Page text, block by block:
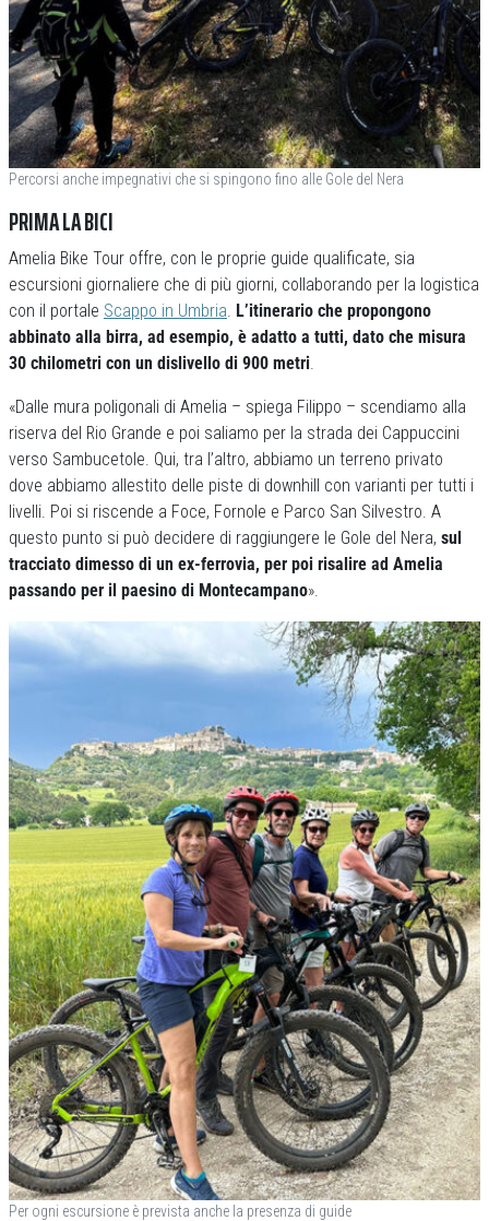
Percorsi anche impegnativi che si spingono fino alle Gole del Nera
PRIMA LA BICI
Amelia Bike Tour offre, con le proprie guide qualificate, sia
escursioni giornaliere che di più giorni, collaborando per la logistica
con il portale Scappo in Umbria. L’itinerario che propongono
abbinato alla birra, ad esempio, è adatto a tutti, dato che misura
30 chilometri con un dislivello di 900 metri.
«Dalle mura poligonali di Amelia – spiega Filippo – scendiamo alla
riserva del Rio Grande e poi saliamo per la strada dei Cappuccini
verso Sambucetole. Qui, tra l’altro, abbiamo un terreno privato
dove abbiamo allestito delle piste di downhill con varianti per tutti i
livelli. Poi si riscende a Foce, Fornole e Parco San Silvestro. A
questo punto si può decidere di raggiungere le Gole del Nera, sul
tracciato dimesso di un ex-ferrovia, per poi risalire ad Amelia
passando per il paesino di Montecampano».
Per ogni escursione è prevista anche la presenza di guide